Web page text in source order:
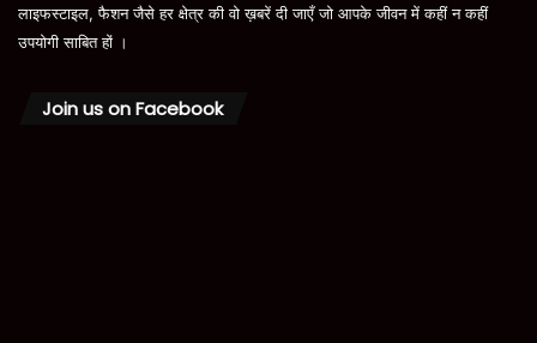
लाइफस्टाइल, फैशन जैसे हर क्षेत्र की वो ख़बरें दी जाएँ जो आपके जीवन में कहीं न कहीं
उपयोगी साबित हों ।
Join us on Facebook